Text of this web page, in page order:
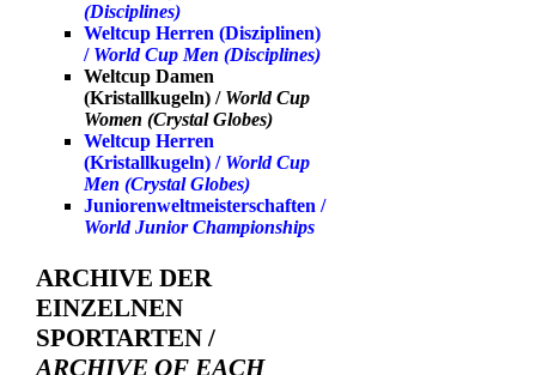
(Disciplines)
Weltcup Herren (Disziplinen)
/ World Cup Men (Disciplines)
Weltcup Damen
(Kristallkugeln) / World Cup
Women (Crystal Globes)
Weltcup Herren
(Kristallkugeln) / World Cup
Men (Crystal Globes)
Juniorenweltmeisterschaften /
World Junior Championships
ARCHIVE DER
EINZELNEN
SPORTARTEN /
ARCHIVE OF EACH